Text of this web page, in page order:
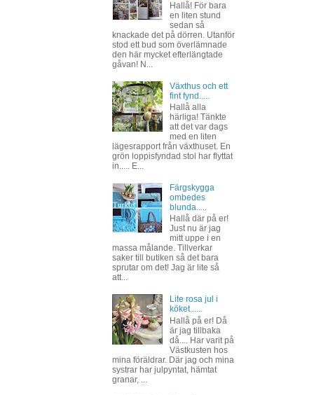
Hallå! För bara
en liten stund
sedan så
knackade det på dörren. Utanför
stod ett bud som överlämnade
den här mycket efterlängtade
gåvan! N...
Växthus och ett
fint fynd.....
Hallå alla
härliga! Tänkte
att det var dags
med en liten
lägesrapport från växthuset. En
grön loppisfyndad stol har flyttat
in..... E...
Färgskygga
ombedes
blunda.....
Hallå där på er!
Just nu är jag
mitt uppe i en
massa målande. Tillverkar
saker till butiken så det bara
sprutar om det! Jag är lite så
att...
Lite rosa jul i
köket......
Hallå på er! Då
är jag tillbaka
då.... Har varit på
Västkusten hos
mina föräldrar. Där jag och mina
systrar har julpyntat, hämtat
granar, ...